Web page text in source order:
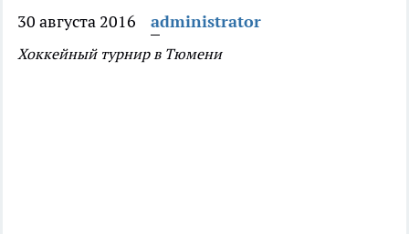
30 августа 2016 administrator
Хоккейный турнир в Тюмени